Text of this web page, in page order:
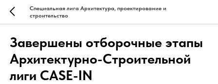
Специальная лига Архитектура, проектирование и
строительство
Завершены отборочные этапы
Архитектурно-Строительной
лиги CASE-IN